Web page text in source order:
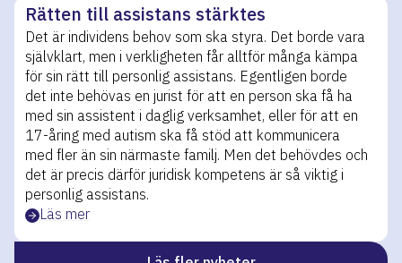
Rätten till assistans stärktes
Det är individens behov som ska styra. Det borde vara
självklart, men i verkligheten får alltför många kämpa
för sin rätt till personlig assistans. Egentligen borde
det inte behövas en jurist för att en person ska få ha
med sin assistent i daglig verksamhet, eller för att en
17-åring med autism ska få stöd att kommunicera
med fler än sin närmaste familj. Men det behövdes och
det är precis därför juridisk kompetens är så viktig i
personlig assistans.
Läs mer